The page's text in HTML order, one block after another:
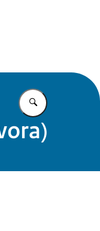
Vul in wat u